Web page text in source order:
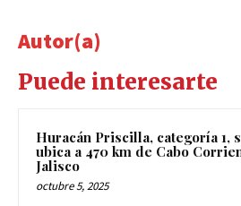
Autor(a)
Puede interesarte
Huracán Priscilla, categoría 1,
ubica a 470 km de Cabo
Jalisco
octubre 5, 2025